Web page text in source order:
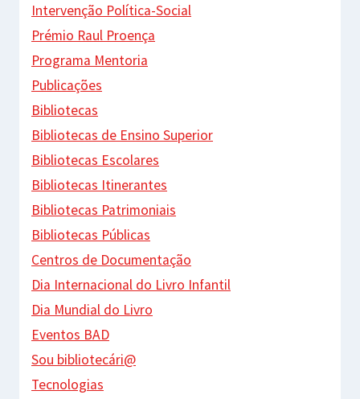
Intervenção Política-Social
Prémio Raul Proença
Programa Mentoria
Publicações
Bibliotecas
Bibliotecas de Ensino Superior
Bibliotecas Escolares
Bibliotecas Itinerantes
Bibliotecas Patrimoniais
Bibliotecas Públicas
Centros de Documentação
Dia Internacional do Livro Infantil
Dia Mundial do Livro
Eventos BAD
Sou bibliotecári@
Tecnologias